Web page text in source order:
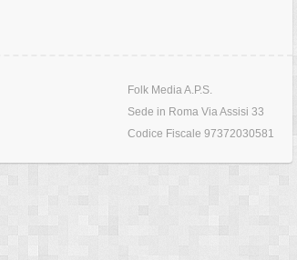
Folk Media A.P.S.
Sede in Roma Via Assisi 33
Codice Fiscale 97372030581